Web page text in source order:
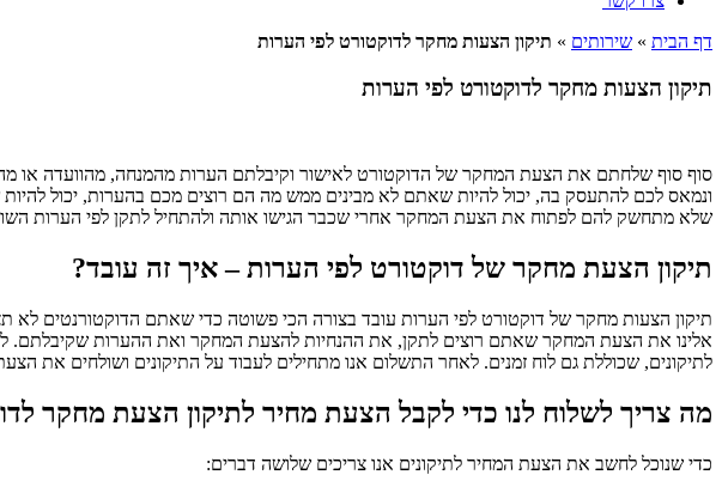
דף הבית » שירותים » תיקון הצעות מחקר לדוקטורט לפי הערות
תיקון הצעות מחקר לדוקטורט לפי הערות
סוף סוף שלחתם את הצעת המחקר של הדוקטורט לאישור וקיבלתם הערות מהמנחה, מהוועדה או
ונמאס לכם להתעסק בה, יכול להיות שאתם לא מבינים ממש מה הם רוצים מכם בהערות, יכול
שלא מתחשק להם לפתוח את הצעת המחקר אחרי שכבר הגישו אותה ולהתחיל לתקן לפי הערות
תיקון הצעת מחקר של דוקטורט לפי הערות – איך זה עובד?
תיקון הצעות מחקר של דוקטורט לפי הערות עובד בצורה הכי פשוטה כדי שאתם הדוקטורנטים לא
אלינו את הצעת המחקר שאתם רוצים לתקן, את ההנחיות להצעת המחקר ואת ההערות שקיבלתם.
לתיקונים, שכוללת גם לוח זמנים. לאחר התשלום אנו מתחילים לעבוד על התיקונים ושולחים
מה צריך לשלוח לנו כדי לקבל הצעת מחיר לתיקון הצעת מחקר
כדי שנוכל לחשב את הצעת המחיר לתיקונים אנו צריכים שלושה דברים: